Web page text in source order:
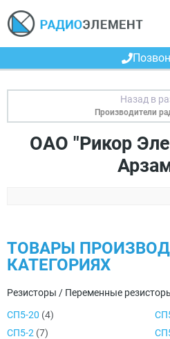
Производители
ОАО "Рикор Электроникс", г.
ТОВАРЫ
КАТЕГОРИЯХ
Резисторы / Переменные
СП5-20 (4)
СП5-2 (7)